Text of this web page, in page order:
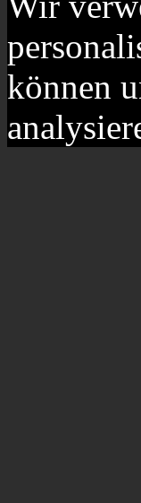
können